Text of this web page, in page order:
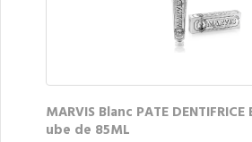
MARVIS Blanc PATE DENTIFRICE
ube de 85ML